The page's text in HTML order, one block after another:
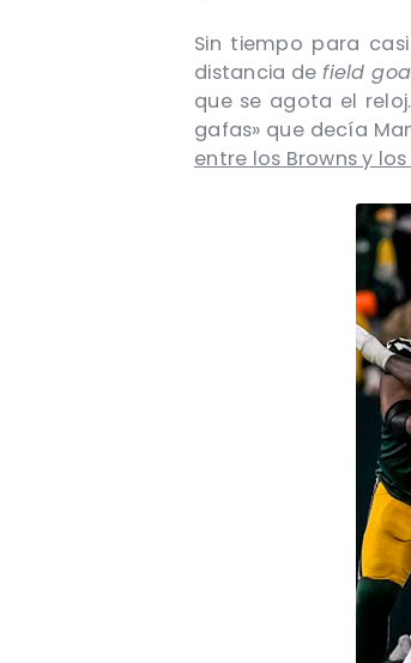
Sin tiempo para
distancia defield
que se agota el reloj.
gafas» que decía
entre los Browns y